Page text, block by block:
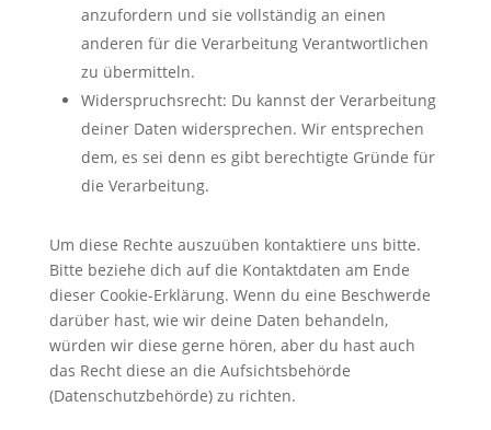
anzufordern und sie vollständig an einen
anderen für die Verarbeitung Verantwortlichen
zu übermitteln.
Widerspruchsrecht: Du kannst der Verarbeitung
deiner Daten widersprechen. Wir entsprechen
dem, es sei denn es gibt berechtigte Gründe für
die Verarbeitung.
Um diese Rechte auszuüben kontaktiere uns bitte.
Bitte beziehe dich auf die Kontaktdaten am Ende
dieser Cookie-Erklärung. Wenn du eine Beschwerde
darüber hast, wie wir deine Daten behandeln,
würden wir diese gerne hören, aber du hast auch
das Recht diese an die Aufsichtsbehörde
(Datenschutzbehörde) zu richten.